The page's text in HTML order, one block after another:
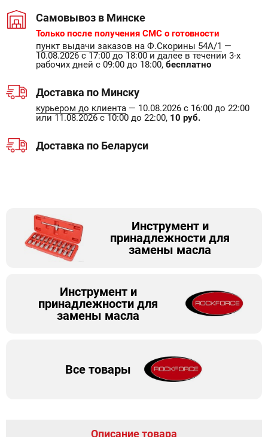
Самовывоз в Минске
Только после получения СМС о готовности
пункт выдачи заказов на Ф.Скорины 54А/1 —
10.08.2026 с 17:00 до 18:00 и далее в течении 3-х
рабочих дней с 09:00 до 18:00, бесплатно
Доставка по Минску
курьером до клиента — 10.08.2026 с 16:00 до 22:00
или 11.08.2026 с 10:00 до 22:00, 10 руб.
Доставка по Беларуси
Инструмент и
принадлежности для
замены масла
Инструмент и
принадлежности для
замены масла
Все товары
Описание товара